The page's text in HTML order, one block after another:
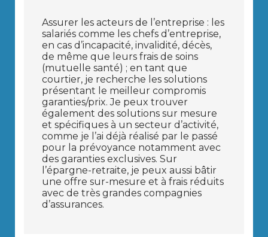
Assurer les acteurs de l’entreprise : les
salariés comme les chefs d’entreprise,
en cas d’incapacité, invalidité, décès,
de même que leurs frais de soins
(mutuelle santé) ; en tant que
courtier, je recherche les solutions
présentant le meilleur compromis
garanties/prix. Je peux trouver
également des solutions sur mesure
et spécifiques à un secteur d’activité,
comme je l’ai déjà réalisé par le passé
pour la prévoyance notamment avec
des garanties exclusives. Sur
l’épargne-retraite, je peux aussi bâtir
une offre sur-mesure et à frais réduits
avec de très grandes compagnies
d’assurances.